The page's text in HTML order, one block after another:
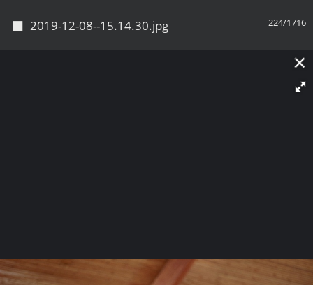
224/1716
◼ 2019-12-08--15.14.30.jpg